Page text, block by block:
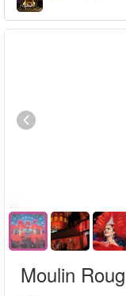
Moulin